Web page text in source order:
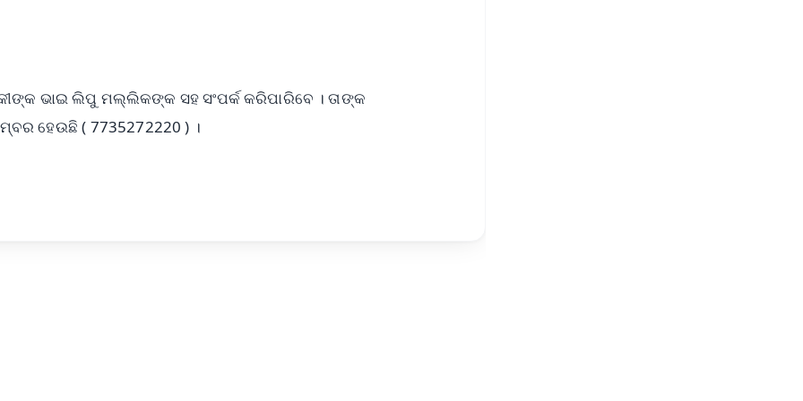
ଭାଇ ଲିପୁ ମଲ୍ଲିକଙ୍କ ସହ ସଂପର୍କ କରିପାରିବେ । ତାଙ୍କ
ହେଉଛି ( 7735272220 ) ।